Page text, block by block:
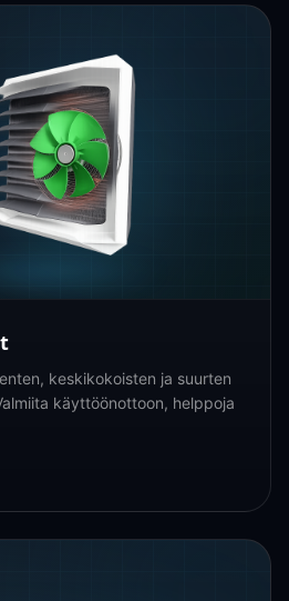
keskikokoisten ja suurten
käyttöönottoon, helppoja